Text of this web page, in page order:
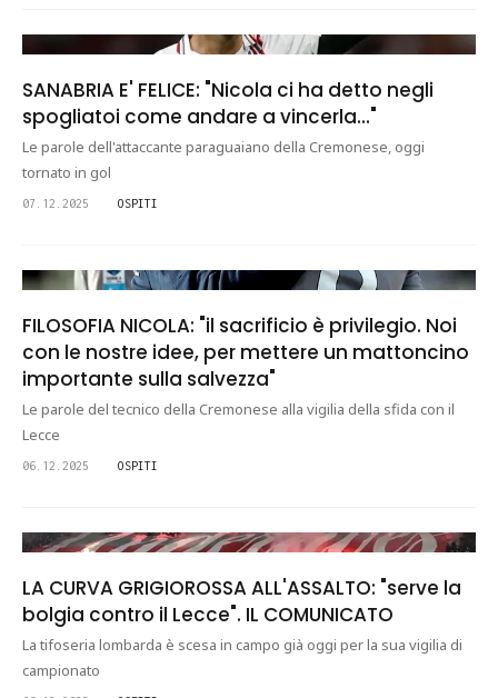
SANABRIA E' FELICE: "Nicola ci ha detto negli
spogliatoi come andare a vincerla..."
Le parole dell'attaccante paraguaiano della Cremonese, oggi
tornato in gol
07.12.2025 OSPITI
FILOSOFIA NICOLA: "il sacrificio è privilegio. Noi
con le nostre idee, per mettere un mattoncino
importante sulla salvezza"
Le parole del tecnico della Cremonese alla vigilia della sfida con il
Lecce
06.12.2025 OSPITI
LA CURVA GRIGIOROSSA ALL'ASSALTO: "serve la
bolgia contro il Lecce". IL COMUNICATO
La tifoseria lombarda è scesa in campo già oggi per la sua vigilia di
campionato